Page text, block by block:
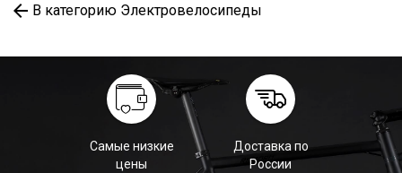
В категорию Электровелосипеды
Самые низкие
цены
Доставка по
России